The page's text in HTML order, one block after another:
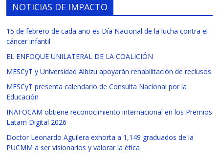
NOTICIAS DE IMPACTO
15 de febrero de cada año es Día Nacional de la lucha contra el
cáncer infantil
EL ENFOQUE UNILATERAL DE LA COALICIÓN
MESCyT y Universidad Albizu apoyarán rehabilitación de reclusos
MESCyT presenta calendario de Consulta Nacional por la
Educación
INAFOCAM obtiene reconocimiento internacional en los Premios
Latam Digital 2026
Doctor Leonardo Aguilera exhorta a 1,149 graduados de la
PUCMM a ser visionarios y valorar la ética